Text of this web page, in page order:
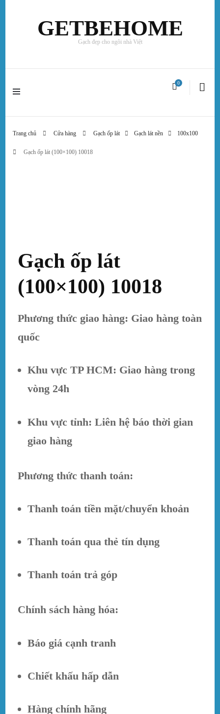
GETBEHOME
Gạch đẹp cho ngôi nhà Việt
0
Trang chủ Cửa hàng Gạch ốp lát Gạch lát nền 100x100
Gạch ốp lát (100×100) 10018
Gạch ốp lát
(100×100) 10018
Phương thức giao hàng: Giao hàng toàn
quốc
Khu vực TP HCM: Giao hàng trong
vòng 24h
Khu vực tỉnh: Liên hệ báo thời gian
giao hàng
Phương thức thanh toán:
Thanh toán tiền mặt/chuyển khoản
Thanh toán qua thẻ tín dụng
Thanh toán trả góp
Chính sách hàng hóa:
Báo giá cạnh tranh
Chiết khấu hấp dẫn
Hàng chính hãng